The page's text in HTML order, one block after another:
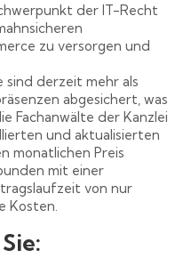
der IT-Recht
zu versorgen und
derzeit mehr als
abgesichert, was
Fachanwälte der Kanzlei
und aktualisierten
monatlichen Preis
mit einer
von nur
Kosten.